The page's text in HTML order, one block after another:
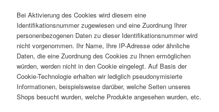
Bei Aktivierung des Cookies wird diesem eine
Identifikationsnummer zugewiesen und eine Zuordnung Ihrer
personenbezogenen Daten zu dieser Identifikationsnummer wird
nicht vorgenommen. Ihr Name, Ihre IP-Adresse oder ähnliche
Daten, die eine Zuordnung des Cookies zu Ihnen ermöglichen
würden, werden nicht in den Cookie eingelegt. Auf Basis der
Cookie-Technologie erhalten wir lediglich pseudonymisierte
Informationen, beispielsweise darüber, welche Seiten unseres
Shops besucht wurden, welche Produkte angesehen wurden, etc.